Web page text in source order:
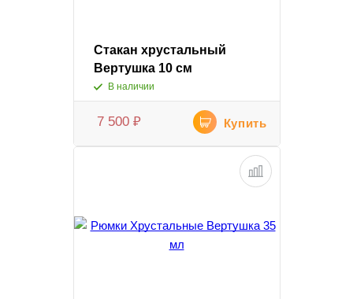
Стакан хрустальный
Вертушка 10 см
В наличии
7 500 ₽ Купить